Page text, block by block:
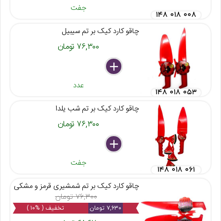
جفت
۱۴۸ ۰۱۸ ۰۰۸
چاقو کارد کیک بر تم سیبیل
۷۶,۳۰۰ تومان
delete
remove
add
عدد
۱۴۸ ۰۱۸ ۰۵۳
چاقو کارد کیک بر تم شب یلدا
۷۶,۳۰۰ تومان
delete
remove
add
جفت
۱۴۸ ۰۱۸ ۰۶۱
چاقو کارد کیک بر تم شمشیری قرمز و مشکی
۷۶,۳۰۰ تومان
۷,۶۳۰ تومان تخفیف ( %۱۰ )